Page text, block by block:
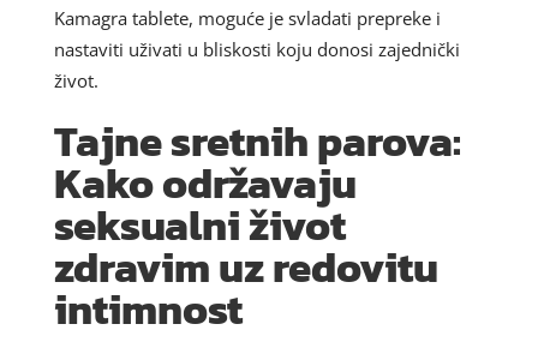
Kamagra tablete, moguće je svladati prepreke i
nastaviti uživati u bliskosti koju donosi zajednički
život.
Tajne sretnih parova:
Kako održavaju
seksualni život
zdravim uz redovitu
intimnost